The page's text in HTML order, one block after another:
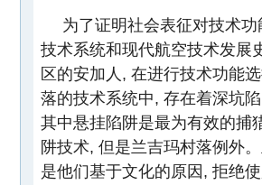
为了证明社会表征对技术
技术系统和现代航空技术发展
区的安加人, 在进行技术功能
落的技术系统中, 存在着深坑
其中悬挂陷阱是最为有效的捕
阱技术, 但是兰吉玛村落例外
是他们基于文化的原因, 拒绝